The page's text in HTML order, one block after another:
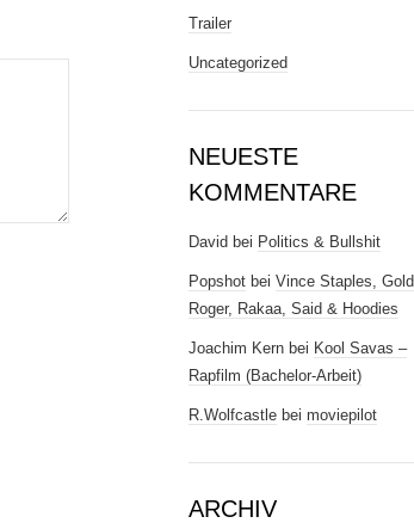
Trailer
Uncategorized
NEUESTE
KOMMENTARE
David bei Politics & Bullshit
Popshot bei Vince Staples, Gold
Roger, Rakaa, Said & Hoodies
Joachim Kern bei Kool Savas –
Rapfilm (Bachelor-Arbeit)
R.Wolfcastle bei moviepilot
ARCHIV